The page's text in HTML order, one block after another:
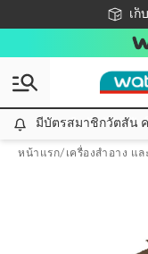
เก็
ชอปออ
มีบัตรสมาชิกวัตสัน
หน้าแรก/ เครื่องสำอาง แ